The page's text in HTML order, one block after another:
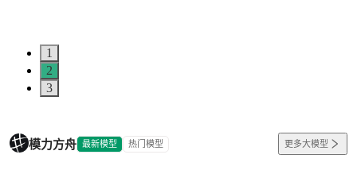
1
2
3
模力方舟 最新模型 热门模型 更多大模型